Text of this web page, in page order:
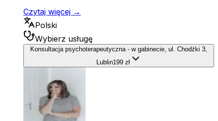
Czytaj więcej →
Polski
Wybierz usługę
Konsultacja psychoterapeutyczna - w gabinecie, ul. Chodźki 3,
Lublin199 zł